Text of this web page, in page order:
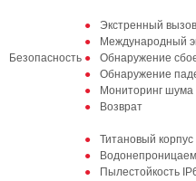
Безопасность
Экстренный
Международный
Обнаружение
Обнаружение
Мониторинг шума
Возврат
Титановый корпус
Пылестойкость